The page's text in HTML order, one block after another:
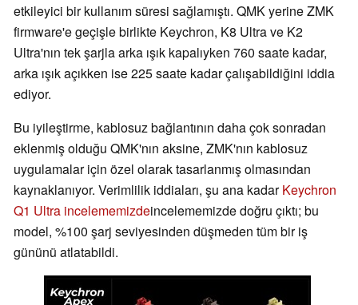
etkileyici bir kullanım süresi sağlamıştı. QMK yerine ZMK
firmware'e geçişle birlikte Keychron, K8 Ultra ve K2
Ultra'nın tek şarjla arka ışık kapalıyken 760 saate kadar,
arka ışık açıkken ise 225 saate kadar çalışabildiğini iddia
ediyor.
Bu iyileştirme, kablosuz bağlantının daha çok sonradan
eklenmiş olduğu QMK'nın aksine, ZMK'nın kablosuz
uygulamalar için özel olarak tasarlanmış olmasından
kaynaklanıyor. Verimlilik iddiaları, şu ana kadarKeychron
Q1 Ultra incelememizdeincelememizde doğru çıktı; bu
model, %100 şarj seviyesinden düşmeden tüm bir iş
gününü atlatabildi.